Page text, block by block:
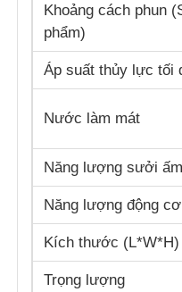
Khoảng cách phun
phẩm)
Áp suất thủy lực tối
Nước làm mát
Năng lượng sưởi ấm
Năng lượng động cơ
Kích thước (L*W*H)
Trọng lượng